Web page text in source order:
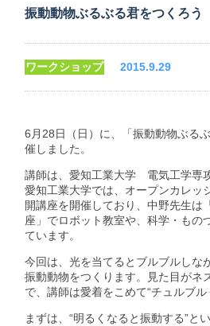
振動動物ぶるぶる君をつくろう
ワークショップ 2015.9.29
6月28日（日）に、「振動動物ぶる
催しました。
講師は、愛知工業大学 電気工学専
愛知工業大学では、オープンカレ
開講座を開催しており、中野先生は
座」でロボット教室や、科学・もの
ています。
今回は、光を当てるとブルブルしな
振動動物をつくります。見た目がネ
で、講師は愛着をこめて“チュルブ
まずは、“明るくなると振動する”と